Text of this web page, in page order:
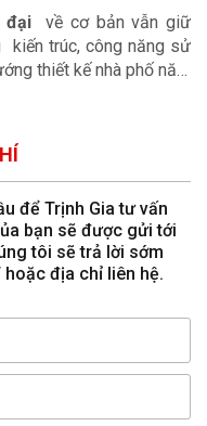
đại về cơ bản vẫn giữ
kiến trúc, công năng sử
thiết kế nhà phố năm
sau khi giới thiệu,
để Trịnh Gia tư vấn
bạn sẽ được gửi tới
tôi sẽ trả lời sớm
địa chỉ liên hệ.